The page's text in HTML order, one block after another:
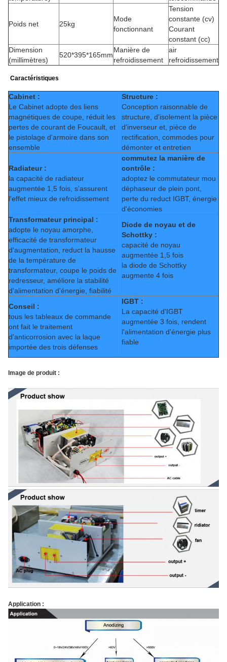
Poids net 25kg
Mode
fonctionnant
Tension
constante (cv)
Courant
constant (cc)
Dimension
(millimètres)
520*395*165mm
Manière de
refroidissement
air
refroidissement
Caractéristiques
Cabinet :
Le Cabinet adopte des liens
magnétiques de coupe, réduit les
pertes de courant de Foucault, et
le pistolage d'armoire dans son
ensemble
Structure :
Conception raisonnable de
structure, d'isolement la pièce
d'inverseur et, pièce de
rectification, commodes pour
démonter et entretien
Radiateur :
la capacité de radiateur
augmentée 1,5 fois, s'assurent
l'effet mieux de refroidissement
commutez la manière de
contrôle :
adoptez le commutateur mou
déphaseur de plein pont,
perte du reduct IGBT, énergie
d'économies
Transformateur principal :
adopte le noyau amorphe,
efficacité de transformateur
d'augmentation, reduct la hausse
de la température de
transformateur, coupe le poids de
redresseur, améliore la stabilité
d'alimentation d'énergie, fiabilité
Diode de noyau et de
Schottky :
capacité de noyau
augmentée 1,5 fois
la diode de Schottky
augmente 4 fois
Conseil :
tous les tableaux de commande
ont fait le traitement
d'anticorrosion avec la laque
importée des trois défenses
IGBT :
La capacité d'IGBT
augmentée 3 fois, rendent
l'alimentation d'énergie plus
fiable
Image de produit :
Application :